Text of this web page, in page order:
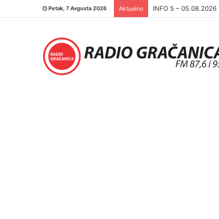
Petak, 7 Avgusta 2026 Aktuelno INFO 5 – 04.08.2026.